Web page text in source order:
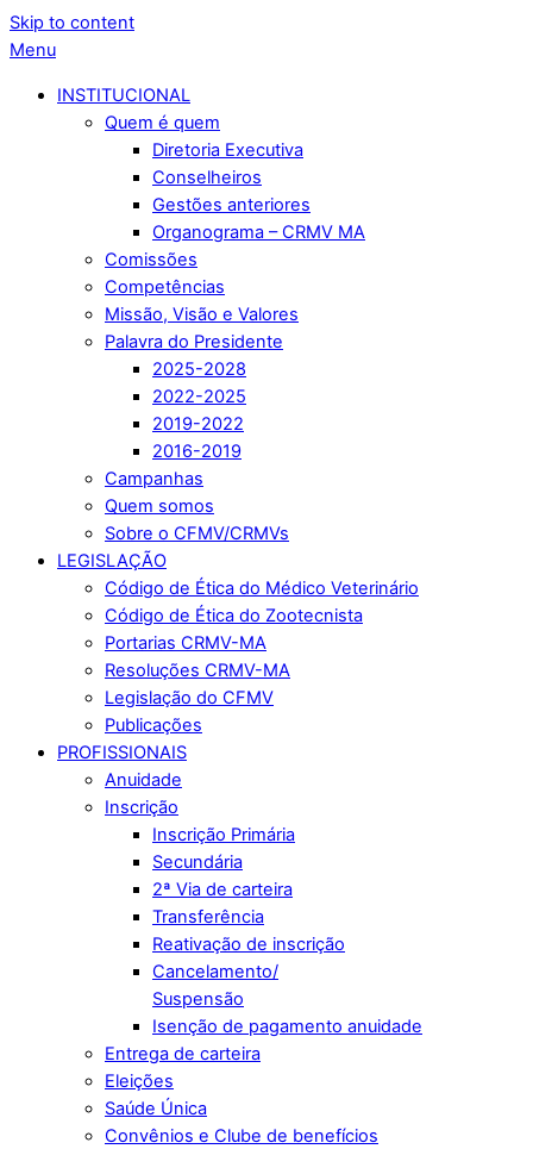
Skip to content
Menu
INSTITUCIONAL
Quem é quem
Diretoria Executiva
Conselheiros
Gestões anteriores
Organograma – CRMV MA
Comissões
Competências
Missão, Visão e Valores
Palavra do Presidente
2025-2028
2022-2025
2019-2022
2016-2019
Campanhas
Quem somos
Sobre o CFMV/CRMVs
LEGISLAÇÃO
Código de Ética do Médico Veterinário
Código de Ética do Zootecnista
Portarias CRMV-MA
Resoluções CRMV-MA
Legislação do CFMV
Publicações
PROFISSIONAIS
Anuidade
Inscrição
Inscrição Primária
Secundária
2ª Via de carteira
Transferência
Reativação de inscrição
Cancelamento/
Suspensão
Isenção de pagamento anuidade
Entrega de carteira
Eleições
Saúde Única
Convênios e Clube de benefícios